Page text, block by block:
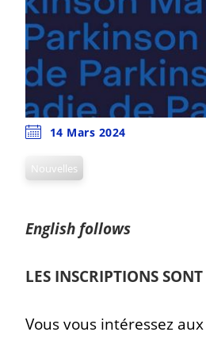
14 Mars 2024
Nouvelles
English follows
LES INSCRIPTIONS
Vous vous intéressez